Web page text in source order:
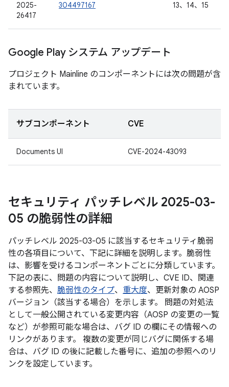
2025-
26417
304497167
13、14、15
Google Play システム アップデート
プロジェクト Mainline のコンポーネントには次の問題が含
まれています。
サブコンポーネント CVE
Documents UI CVE-2024-43093
セキュリティ パッチレベル 2025-03-
05 の脆弱性の詳細
パッチレベル 2025-03-05 に該当するセキュリティ脆弱
性の各項目について、下記に詳細を説明します。脆弱性
は、影響を受けるコンポーネントごとに分類しています。
下記の表に、問題の内容について説明し、CVE ID、関連
する参照先、 脆弱性のタイプ、 重大度、更新対象の AOSP
バージョン（該当する場合）を示します。 問題の対処法
として一般公開されている変更内容（AOSP の変更の一覧
など）が参照可能な場合は、バグ ID の欄にその情報への
リンクがあります。 複数の変更が同じバグに関係する場
合は、バグ ID の後に記載した番号に、追加の参照へのリ
ンクを設定しています。